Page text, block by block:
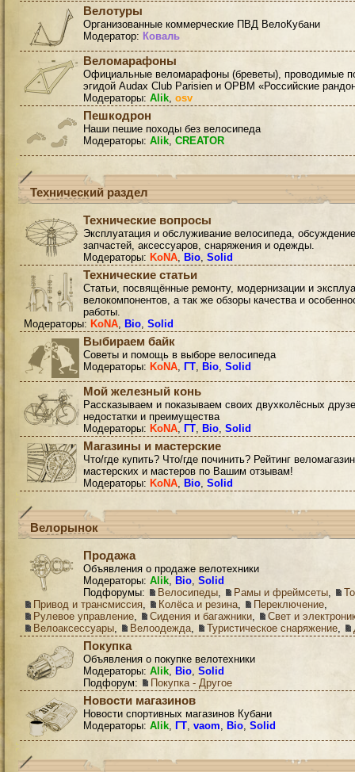
Велотуры
Организованные коммерческие ПВД ВелоКубани
Модератор: Коваль
Веломарафоны
Официальные веломарафоны (бреветы), проводимые
эгидой Audax Club Parisien и ОРВМ «Российские
Модераторы: Alik, osv
Пешкодрон
Наши пешие походы без велосипеда
Модераторы: Alik, CREATOR
Технический раздел
Технические вопросы
Эксплуатация и обслуживание велосипеда, обсуждение
запчастей, аксессуаров, снаряжения и одежды.
Модераторы: KoNA, Bio, Solid
Технические статьи
Статьи, посвящённые ремонту, модернизации и
велокомпонентов, а так же обзоры качества и
работы.
Модераторы: KoNA, Bio, Solid
Выбираем байк
Советы и помощь в выборе велосипеда
Модераторы: KoNA, ГТ, Bio, Solid
Мой железный конь
Рассказываем и показываем своих двухколёсных
недостатки и преимущества
Модераторы: KoNA, ГТ, Bio, Solid
Магазины и мастерские
Что/где купить? Что/где починить? Рейтинг
мастерских и мастеров по Вашим отзывам!
Модераторы: KoNA, Bio, Solid
Велорынок
Продажа
Объявления о продаже велотехники
Модераторы: Alik, Bio, Solid
Подфорумы:
Велосипеды, Рамы и фреймсеты,
Привод и трансмиссия, Колёса и резина, Переключение,
Рулевое управление, Сидения и багажники,
Свет и
Велоаксессуары, Велоодежда, Туристическое снаряжение,
Покупка
Объявления о покупке велотехники
Модераторы: Alik, Bio, Solid
Подфорум:
Покупка - Другое
Новости магазинов
Новости спортивных магазинов Кубани
Модераторы: Alik, ГТ, vaom, Bio, Solid